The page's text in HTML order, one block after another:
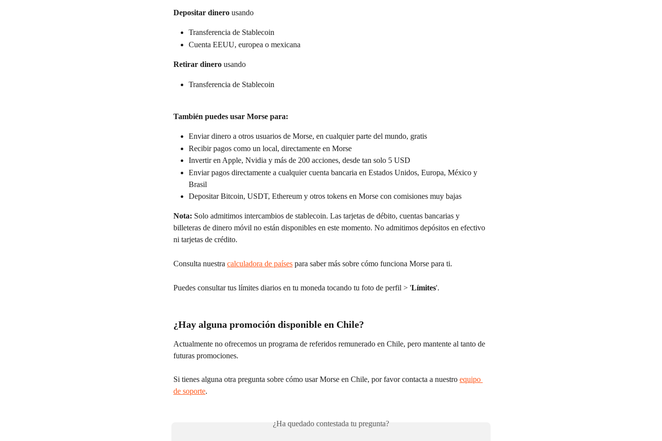
Depositar dinero usando
Transferencia de Stablecoin
Cuenta EEUU, europea o mexicana
Retirar dinero usando
Transferencia de Stablecoin
También puedes usar Morse para:
Enviar dinero a otros usuarios de Morse, en cualquier parte del mundo, gratis
Recibir pagos como un local, directamente en Morse
Invertir en Apple, Nvidia y más de 200 acciones, desde tan solo 5 USD
Enviar pagos directamente a cualquier cuenta bancaria en Estados Unidos, Europa, México y
Brasil
Depositar Bitcoin, USDT, Ethereum y otros tokens en Morse con comisiones muy bajas
Nota: Solo admitimos intercambios de stablecoin. Las tarjetas de débito, cuentas bancarias y
billeteras de dinero móvil no están disponibles en este momento. No admitimos depósitos en efectivo
ni tarjetas de crédito.
Consulta nuestra calculadora de países para saber más sobre cómo funciona Morse para ti.
Puedes consultar tus límites diarios en tu moneda tocando tu foto de perfil > 'Límites'.
¿Hay alguna promoción disponible en Chile?
Actualmente no ofrecemos un programa de referidos remunerado en Chile, pero mantente al tanto de
futuras promociones.
Si tienes alguna otra pregunta sobre cómo usar Morse en Chile, por favor contacta a nuestro equipo
de soporte.
¿Ha quedado contestada tu pregunta?